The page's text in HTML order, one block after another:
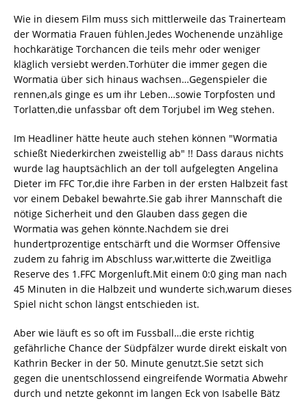
Wie in diesem Film muss sich mittlerweile das Trainerteam
der Wormatia Frauen fühlen.Jedes Wochenende unzählige
hochkarätige Torchancen die teils mehr oder weniger
kläglich versiebt werden.Torhüter die immer gegen die
Wormatia über sich hinaus wachsen…Gegenspieler die
rennen,als ginge es um ihr Leben…sowie Torpfosten und
Torlatten,die unfassbar oft dem Torjubel im Weg stehen.
Im Headliner hätte heute auch stehen können "Wormatia
schießt Niederkirchen zweistellig ab" !! Dass daraus nichts
wurde lag hauptsächlich an der toll aufgelegten Angelina
Dieter im FFC Tor,die ihre Farben in der ersten Halbzeit fast
vor einem Debakel bewahrte.Sie gab ihrer Mannschaft die
nötige Sicherheit und den Glauben dass gegen die
Wormatia was gehen könnte.Nachdem sie drei
hundertprozentige entschärft und die Wormser Offensive
zudem zu fahrig im Abschluss war,witterte die Zweitliga
Reserve des 1.FFC Morgenluft.Mit einem 0:0 ging man nach
45 Minuten in die Halbzeit und wunderte sich,warum dieses
Spiel nicht schon längst entschieden ist.
Aber wie läuft es so oft im Fussball…die erste richtig
gefährliche Chance der Südpfälzer wurde direkt eiskalt von
Kathrin Becker in der 50. Minute genutzt.Sie setzt sich
gegen die unentschlossend eingreifende Wormatia Abwehr
durch und netzte gekonnt im langen Eck von Isabelle Bätz